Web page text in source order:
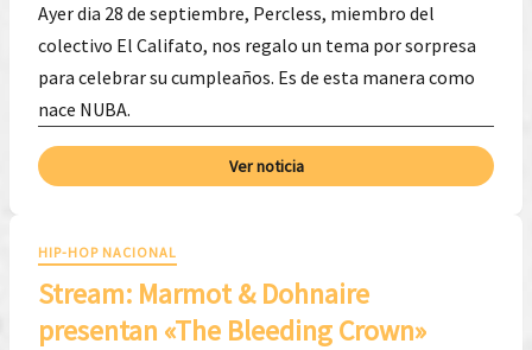
Ayer dia 28 de septiembre, Percless, miembro del
colectivo El Califato, nos regalo un tema por sorpresa
para celebrar su cumpleaños. Es de esta manera como
nace NUBA.
Ver noticia
HIP-HOP NACIONAL
Stream: Marmot & Dohnaire
presentan «The Bleeding Crown»